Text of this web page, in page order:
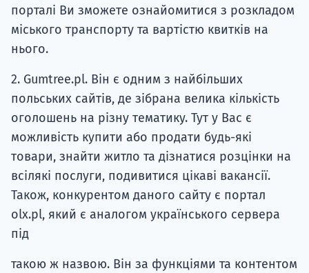
порталі Ви зможете ознайомитися з розкладом
міського транспорту та вартістю квитків на
нього.
2. Gumtree.pl. Він є одним з найбільших
польських сайтів, де зібрана велика кількість
оголошень на різну тематику. Тут у Вас є
можливість купити або продати будь-які
товари, знайти житло та дізнатися розцінки на
всілякі послуги, подивитися цікаві вакансії.
Також, конкурентом даного сайту є портал
olx.pl, який є аналогом українського сервера
під
такою ж назвою. Він за функціями та контентом